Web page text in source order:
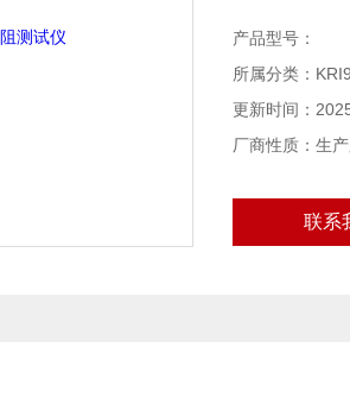
产品型号：
所属分类：
更新时间：
厂商性质：生
联系